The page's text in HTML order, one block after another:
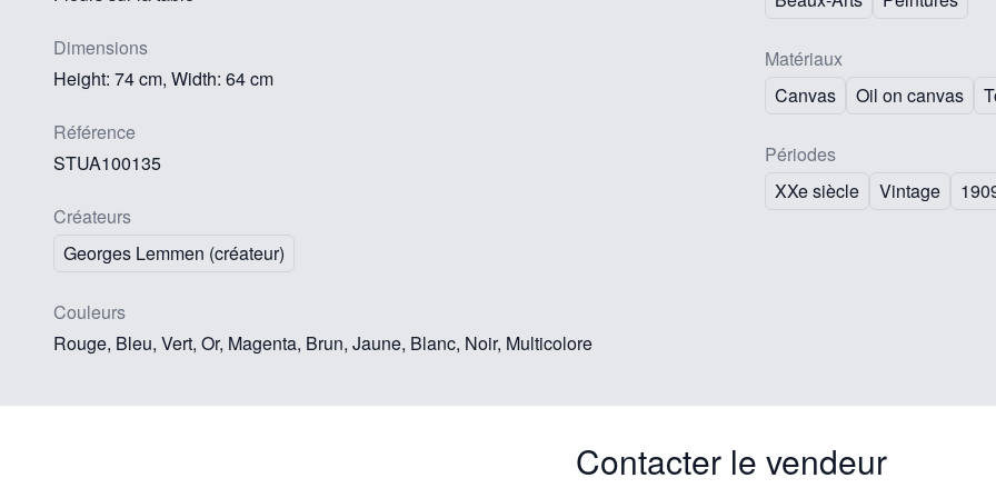
Dimensions
Height: 74 cm, Width: 64 cm
Référence
STUA100135
Créateurs
Georges Lemmen (créateur)
Couleurs
Rouge, Bleu, Vert, Or, Magenta, Brun, Jaune, Blanc, Noir, Multicolore
Matériaux
Canvas
Oil on canvas
Périodes
XXe siècle
Vintage
Contacter le vendeur